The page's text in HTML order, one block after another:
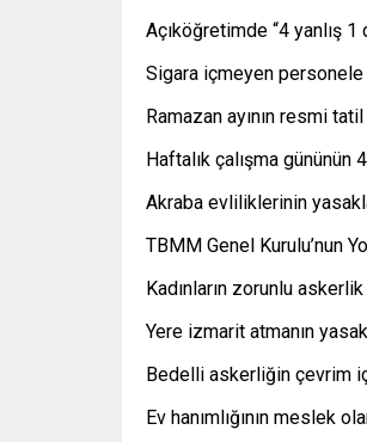
Açıköğretimde “4 yanlış 1
Sigara içmeyen
Ramazan ayının resmi
Haftalık çalışma gününün
Akraba evliliklerinin
TBMM Genel Kurulu’nun
Kadınların zorunlu
Yere izmarit atmanın
Bedelli askerliğin çevrim
Ev hanımlığının meslek